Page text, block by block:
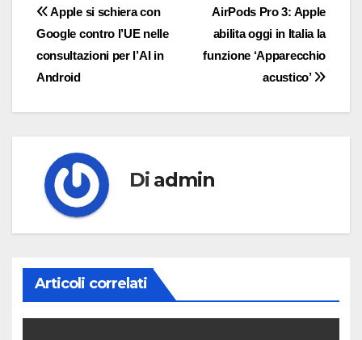
Navigazione
articoli
AirPods Pro 3: Apple
abilita oggi in Italia la
funzione ‘Apparecchio
acustico’
Apple si schiera con
Google contro l’UE nelle
consultazioni per l’AI in
Android
Di admin
Articoli correlati